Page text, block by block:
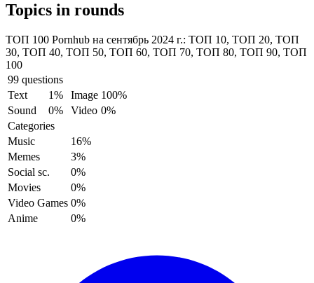
Topics in rounds
ТОП 100 Pornhub на сентябрь 2024 г.: ТОП 10, ТОП 20, ТОП
30, ТОП 40, ТОП 50, ТОП 60, ТОП 70, ТОП 80, ТОП 90, ТОП
100
99 questions
Text
1% Image 100%
Sound
0% Video 0%
Categories
Music
16%
Memes
3%
Social sc.
0%
Movies
0%
Video Games 0%
Anime
0%